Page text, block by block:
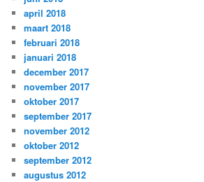
april 2018
maart 2018
februari 2018
januari 2018
december 2017
november 2017
oktober 2017
september 2017
november 2012
oktober 2012
september 2012
augustus 2012